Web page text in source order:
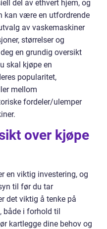
del av ethvert hjem, og
kan være en utfordrende
av vaskemaskiner
størrelser og
en grundig oversikt
skal kjøpe en
popularitet,
mellom
fordeler/ulemper
over kjøpe
en viktig investering, og
til før du tar
det viktig å tenke på
både i forhold til
kartlegge dine behov og